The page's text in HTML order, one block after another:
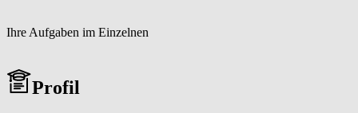
Ihre Aufgaben im Einzelnen
Profil